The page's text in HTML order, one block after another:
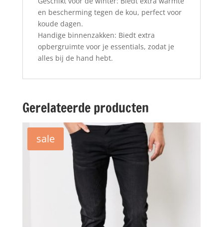
en bescherming tegen de kou, perfect voor
koude dagen.
Handige binnenzakken: Biedt extra
opbergruimte voor je essentials, zodat je
alles bij de hand hebt.
Gerelateerde producten
sale